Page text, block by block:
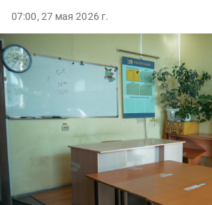
07:00, 27 мая 2026 г.